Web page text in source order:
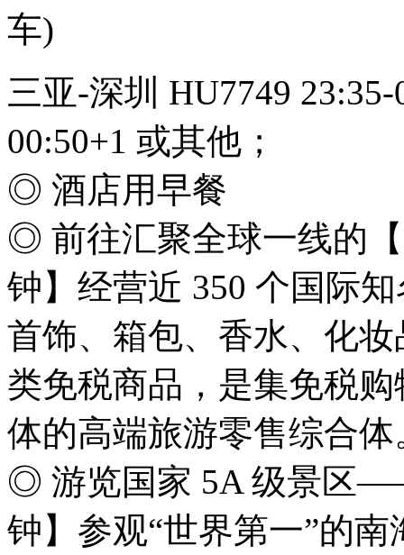
车)
三亚-深圳 HU7749
00:50+1 或其他；
◎ 酒店用早餐
◎ 前往汇聚全球一线的
钟】经营近 350 个国际
首饰、箱包、香水、化
类免税商品，是集免税
体的高端旅游零售综合体
◎ 游览国家 5A 级景区
钟】参观“世界第一”的